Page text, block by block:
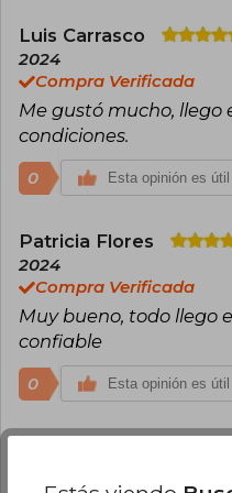
Luis Carrasco
2024
Compra Verificada
Me gustó mucho, llego
condiciones.
0 Esta opinión es útil
Patricia Flores
2024
Compra Verificada
Muy bueno, todo llego
confiable
0 Esta opinión es útil